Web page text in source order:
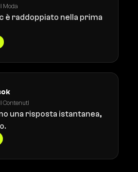
Moda
è raddoppiato nella prima
Contenuti
una risposta istantanea,